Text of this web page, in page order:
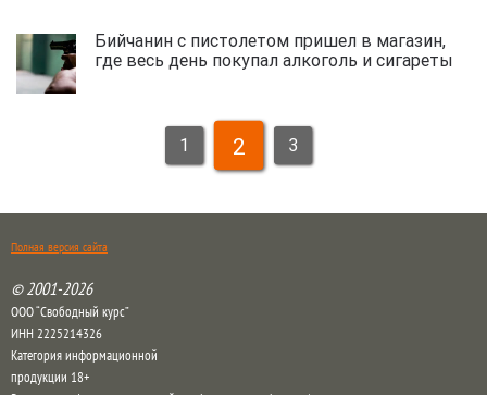
Бийчанин с пистолетом пришел в магазин,
где весь день покупал алкоголь и сигареты
1 2 3
Полная версия сайта
© 2001-2026
ООО “Свободный курс”
ИНН 2225214326
Категория информационной
продукции 18+